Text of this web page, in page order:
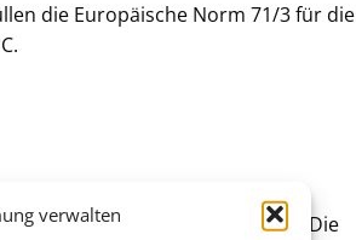
verwalten
die Europäische Norm 71/3 für die
werden von uns konfektioniert. Die